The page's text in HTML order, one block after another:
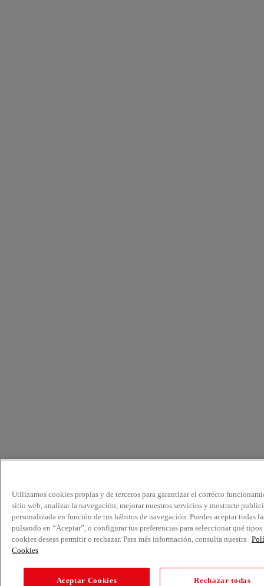
Utilizamos cookies propias y de terceros para garantizar el correcto
sitio web, analizar la navegación, mejorar nuestros servicios y mostrarte
personalizada en función de tus hábitos de navegación. Puedes aceptar todas
pulsando en “Aceptar”, o configurar tus preferencias para seleccionar qué tipos
cookies deseas permitir o rechazar. Para más información, consulta nuestra
Cookies
Aceptar Cookies Rechazar todas